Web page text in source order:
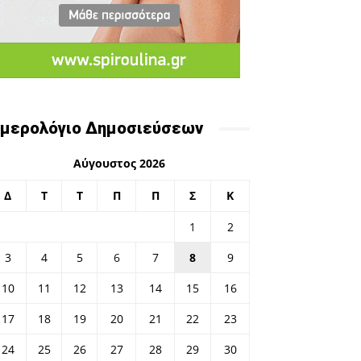
Δημοσιεύσεων
Αύγουστος 2026
Δ Τ Τ Π Π Σ Κ
1
2
3
4 5 6 7 8
9
10
11 12 13 14 15
16
17
18 19 20 21 22
23
24
25 26 27 28 29 30